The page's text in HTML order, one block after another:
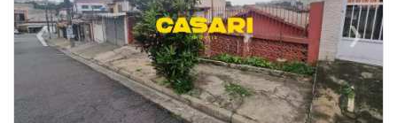
‹Previous ›Next